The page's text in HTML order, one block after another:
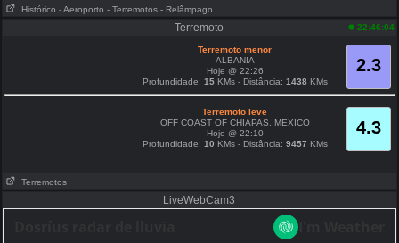
Histórico - Aeroporto - Terremotos - Relâmpago
Terremoto 22:46:04
2.3
Terremoto menor
ALBANIA
Hoje @ 22:26
Profundidade: 15KMs - Distância: 1438 KMs
4.3
Terremoto leve
OFF COAST OF CHIAPAS, MEXICO
Hoje @ 22:10
Profundidade: 10 KMs - Distância: 9457 KMs
Terremotos
LiveWebCam3